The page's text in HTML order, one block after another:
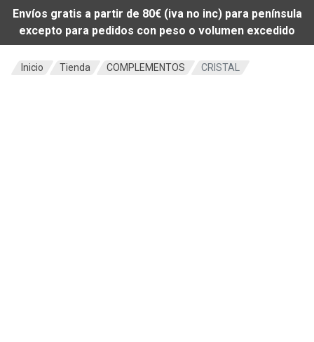
Envíos gratis a partir de 80€ (iva no inc) para península
excepto para pedidos con peso o volumen excedido
Inicio Tienda COMPLEMENTOS CRISTAL